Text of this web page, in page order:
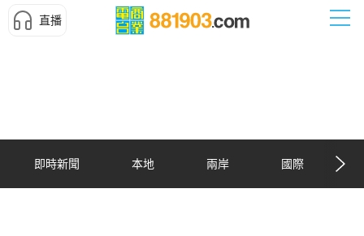
直播
即時新聞 本地 兩岸 國際